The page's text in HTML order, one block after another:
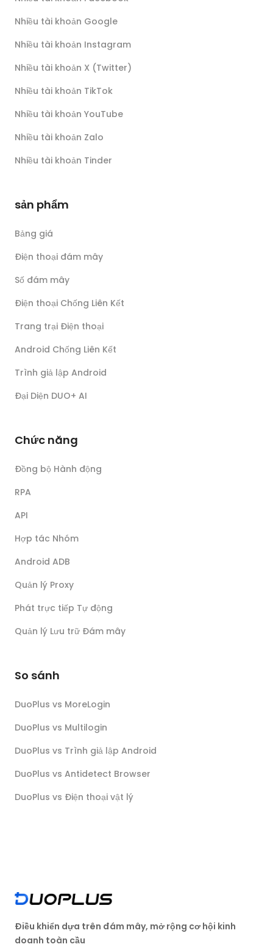
Nhiều tài khoản Google
Nhiều tài khoản Instagram
Nhiều tài khoản X (Twitter)
Nhiều tài khoản TikTok
Nhiều tài khoản YouTube
Nhiều tài khoản Zalo
Nhiều tài khoản Tinder
sản phẩm
Bảng giá
Điện thoại đám mây
Số đám mây
Điện thoại Chống Liên Kết
Trang trại Điện thoại
Android Chống Liên Kết
Trình giả lập Android
Đại Diện DUO+ AI
Chức năng
Đồng bộ Hành động
RPA
API
Hợp tác Nhóm
Android ADB
Quản lý Proxy
Phát trực tiếp Tự động
Quản lý Lưu trữ Đám mây
So sánh
DuoPlus vs MoreLogin
DuoPlus vs Multilogin
DuoPlus vs Trình giả lập Android
DuoPlus vs Antidetect Browser
DuoPlus vs Điện thoại vật lý
Điều khiển dựa trên đám mây, mở rộng cơ hội kinh
doanh toàn cầu